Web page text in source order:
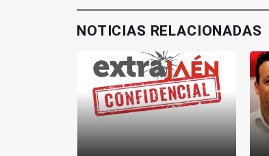
NOTICIAS RELACIONADAS